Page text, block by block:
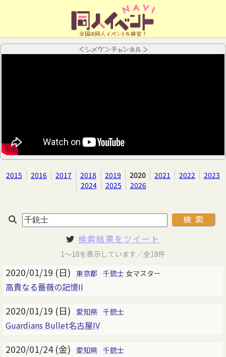
全国の同人イベントを検索！
＜シメケンチャンネル＞
2015 2016 2017 2018 2019 2020 2021 2022
2023
2024
2025 2026
検索結果をツイート
1～18を表示しています／全18件
2020/01/19 (日) 東京都 千銃士 女マスター
高貴なる薔薇の記憶II
2020/01/19 (日) 愛知県 千銃士
Guardians Bullet名古屋IV
2020/01/24 (金) 愛知県 千銃士